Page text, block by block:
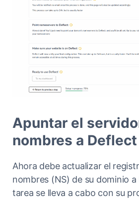
Apuntar el
nombres a Deflect
Ahora debe actualizar el
nombres (NS) de su dominio
tarea se lleva a cabo con su